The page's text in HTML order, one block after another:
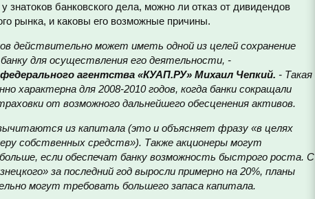
знатоков банковского дела, можно ли отказ от дивидендов
рынка, и каковы его возможные причины.
действительно может иметь одной из целей сохранение
для осуществления его деятельности, -
агентства «КУАП.РУ» Михаил Чепкий. - Такая
характерна для 2008-2010 годов, когда банки сокращали
от возможного дальнейшего обесценения активов.
из капитала (это и объясняет фразу «в целях
собственных средств»). Также акционеры могут
если обеспечат банку возможность быстрого роста. С
» за последний год выросли примерно на 20%, планы
могут требовать большего запаса капитала.